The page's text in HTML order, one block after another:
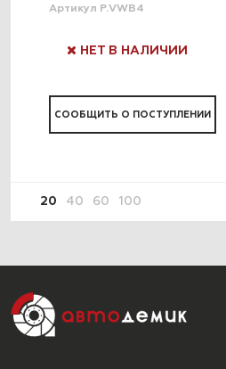
Артикул Р.VWB4
НЕТ В НАЛИЧИИ
СООБЩИТЬ О ПОСТУПЛЕНИИ
20 40 60 100